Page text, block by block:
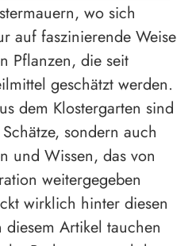
wo sich
auf faszinierende Weise
Pflanzen, die seit
geschätzt werden.
dem Klostergarten sind
sondern auch
und Wissen, das von
weitergegeben
wirklich hinter diesen
Artikel tauchen